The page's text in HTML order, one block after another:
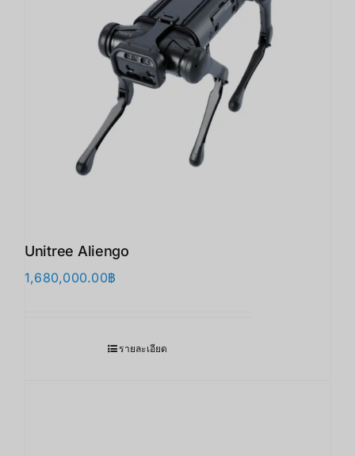
Unitree Aliengo
1,680,000.00฿
รายละเอียด